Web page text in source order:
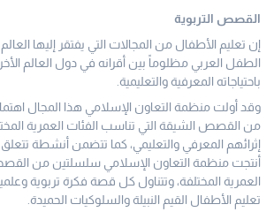
القصص التربوية
إن تعليم الأطفال من المجالات التي يفتقر إليها
الطفل العربي مظلوماً بين أقرانه في دول العالم
باحتياجاته المعرفية والتعليمية.
وقد أولت منظمة التعاون الإسلامي هذا المجال
من القصص الشيقة التي تناسب الفئات العمرية
إثرائهم المعرفي والتعليمي، كما تتضمن أنشطة تتعلق
أنتجت منظمة التعاون الإسلامي سلسلتين من
العمرية المختلفة، وتتناول كل قصة فكرة تربوية
تعليم الأطفال القيم النبيلة والسلوكيات الحميدة.